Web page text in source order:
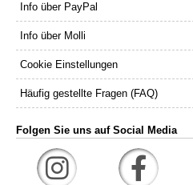
Info über PayPal
Info über Molli
Cookie Einstellungen
Häufig gestellte Fragen (FAQ)
Folgen Sie uns auf Social Media